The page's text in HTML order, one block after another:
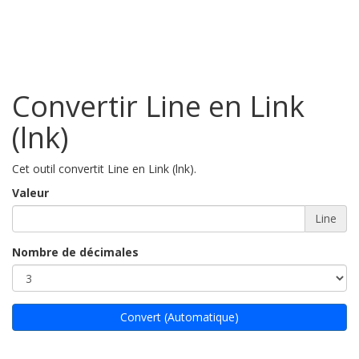
Convertir Line en Link
(lnk)
Cet outil convertit Line en Link (lnk).
Valeur
Line
Nombre de décimales
Convert (Automatique)